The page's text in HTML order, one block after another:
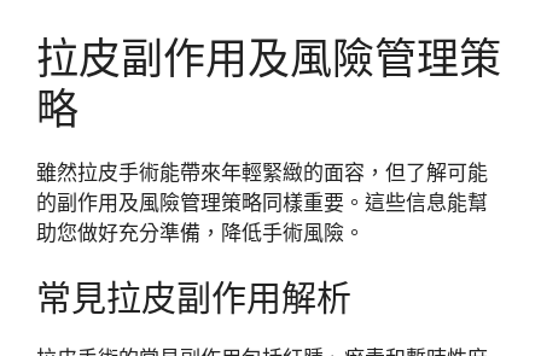
拉皮副作用及風險管理策
略
雖然拉皮手術能帶來年輕緊緻的面容，但了解可能
的副作用及風險管理策略同樣重要。這些信息能幫
助您做好充分準備，降低手術風險。
常見拉皮副作用解析